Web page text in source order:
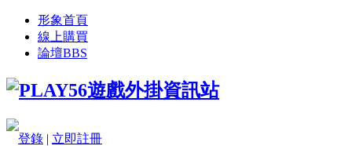
形象首頁
線上購買
論壇BBS
登錄 | 立即註冊